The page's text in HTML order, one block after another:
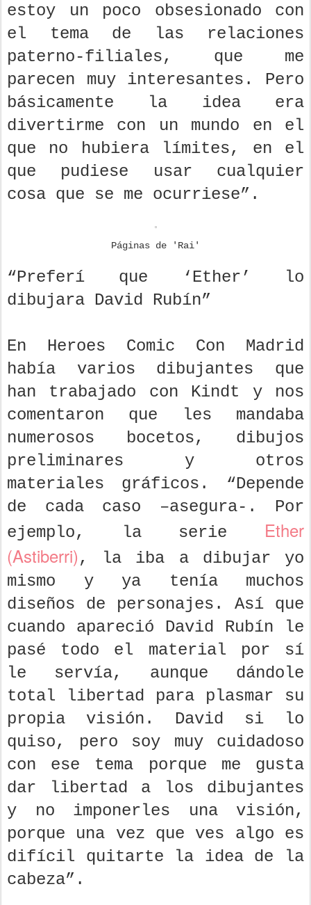
estoy un poco obsesionado con
el tema de las relaciones
paterno-filiales, que me
parecen muy interesantes. Pero
básicamente la idea era
divertirme con un mundo en el
que no hubiera límites, en el
que pudiese usar cualquier
cosa que se me ocurriese”.
Páginas de 'Rai'
“Preferí que ‘Ether’ lo
dibujara David Rubín”
En Heroes Comic Con Madrid
había varios dibujantes que
han trabajado con Kindt y nos
comentaron que les mandaba
numerosos bocetos, dibujos
preliminares y otros
materiales gráficos. “Depende
de cada caso –asegura-. Por
ejemplo, la serie Ether
(Astiberri) , la iba a dibujar yo
mismo y ya tenía muchos
diseños de personajes. Así que
cuando apareció David Rubín le
pasé todo el material por sí
le servía, aunque dándole
total libertad para plasmar su
propia visión. David si lo
quiso, pero soy muy cuidadoso
con ese tema porque me gusta
dar libertad a los dibujantes
y no imponerles una visión,
porque una vez que ves algo es
difícil quitarte la idea de la
cabeza”.